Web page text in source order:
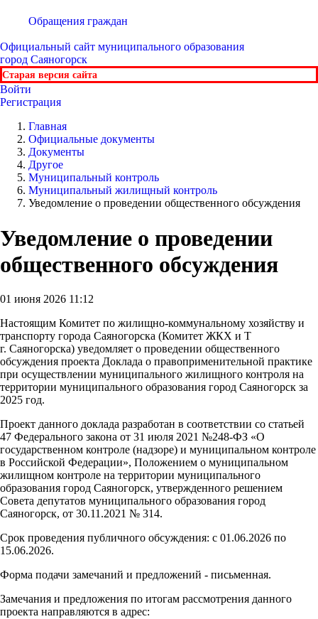
Обращения граждан
Официальный сайт муниципального образования
город Саяногорск
Старая версия сайта
Войти
Регистрация
Главная
Официальные документы
Документы
Другое
Муниципальный контроль
Муниципальный жилищный контроль
Уведомление о проведении общественного обсуждения
Уведомление о проведении
общественного обсуждения
01 июня 2026 11:12
Настоящим Комитет по жилищно-коммунальному хозяйству и
транспорту города Саяногорска (Комитет ЖКХ и Т
г. Саяногорска) уведомляет о проведении общественного
обсуждения проекта Доклада о правоприменительной практике
при осуществлении муниципального жилищного контроля на
территории муниципального образования город Саяногорск за
2025 год.
Проект данного доклада разработан в соответствии со статьей
47 Федерального закона от 31 июля 2021 №248-ФЗ «О
государственном контроле (надзоре) и муниципальном контроле
в Российской Федерации», Положением о муниципальном
жилищном контроле на территории муниципального
образования город Саяногорск, утвержденного решением
Совета депутатов муниципального образования город
Саяногорск, от 30.11.2021 № 314.
Срок проведения публичного обсуждения: с 01.06.2026 по
15.06.2026.
Форма подачи замечаний и предложений - письменная.
Замечания и предложения по итогам рассмотрения данного
проекта направляются в адрес: